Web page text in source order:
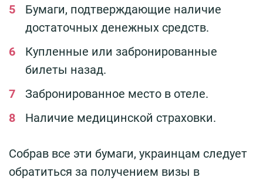
Бумаги, подтверждающие наличие
достаточных денежных средств.
Купленные или забронированные
билеты назад.
Забронированное место в отеле.
Наличие медицинской страховки.
Собрав все эти бумаги, украинцам следует
обратиться за получением визы в